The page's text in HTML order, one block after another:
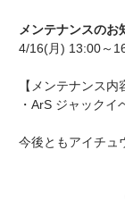
アプリゲーム
イベント・キャン
ミュージック
グッズ・本
ユニット&キャラ
アプリゲーム
イベント・キャン
ミュージック
メンテナンスのお
4/16(月) 13:00～
【メンテナンス内
・ArS ジャック
今後ともアイチュ